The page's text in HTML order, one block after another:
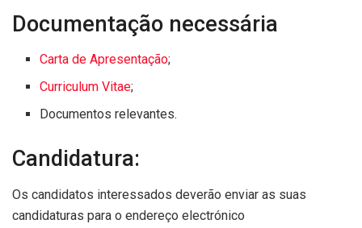
Documentação necessária
Carta de Apresentação;
Curriculum Vitae;
Documentos relevantes.
Candidatura:
Os candidatos interessados deverão enviar as suas
candidaturas para o endereço electrónico